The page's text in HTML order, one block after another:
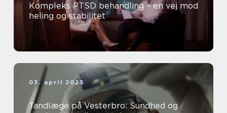
Kompleks PTSD behandling – en vej mod
heling og stabilitet
03. april 2025
Tandlæge på Vesterbro: Sundhed og